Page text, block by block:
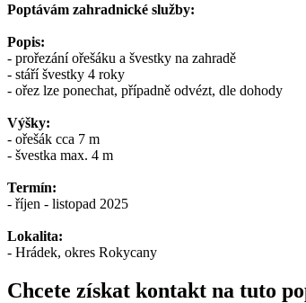
Poptávám zahradnické služby:
Popis:
- prořezání ořešáku a švestky na zahradě
- stáří švestky 4 roky
- ořez lze ponechat, případně odvézt, dle dohody
Výšky:
- ořešák cca 7 m
- švestka max. 4 m
Termín:
- říjen - listopad 2025
Lokalita:
- Hrádek, okres Rokycany
Chcete získat kontakt na tuto